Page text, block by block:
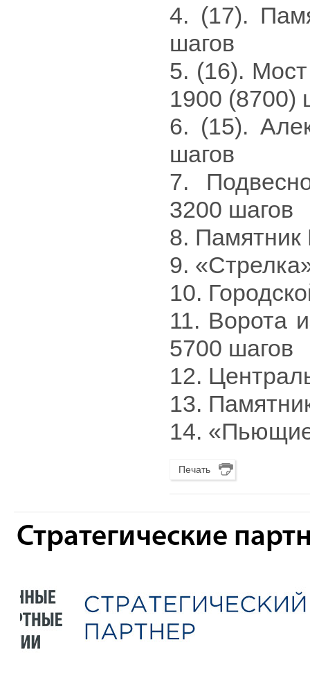
4. (17).
шагов
5. (16).
1900 (8700)
6. (15).
шагов
7.
3200 шагов
8. Памятник
9.
10.
11. Ворота
5700 шагов
12.
13.
14.
Печать
Стратегические